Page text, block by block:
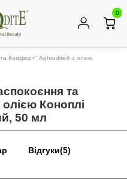
0
Комфорт" Aphrodite® з олією
та
Коноплі
50 мл
Відгуки(5)